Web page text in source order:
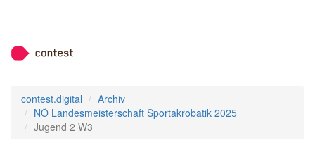
contest.digital
Archiv
NÖ Landesmeisterschaft Sportakrobatik 2025
Jugend 2 W3